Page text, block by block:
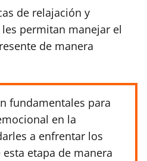
de relajación y
permitan manejar el
de manera
fundamentales para
en la
a enfrentar los
etapa de manera